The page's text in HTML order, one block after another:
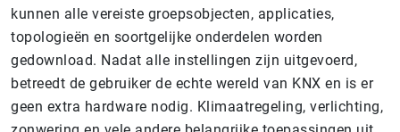
kunnen alle vereiste groepsobjecten, applicaties,
topologieën en soortgelijke onderdelen worden
gedownload. Nadat alle instellingen zijn uitgevoerd,
betreedt de gebruiker de echte wereld van KNX en is er
geen extra hardware nodig. Klimaatregeling, verlichting,